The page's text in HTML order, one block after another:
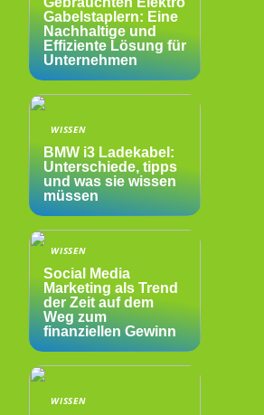
Gabelstaplern: Eine
Nachhaltige und
Effiziente Lösung für
Unternehmen
WISSEN
BMW i3 Ladekabel:
Unterschiede, tipps
und was sie wissen
müssen
WISSEN
Social Media
Marketing als Trend
der Zeit auf dem
Weg zum
finanziellen Gewinn
WISSEN